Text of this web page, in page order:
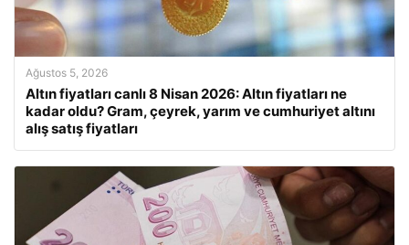
Ağustos 5, 2026
Altın fiyatları canlı 8 Nisan 2026: Altın fiyatları ne
kadar oldu? Gram, çeyrek, yarım ve cumhuriyet altını
alış satış fiyatları